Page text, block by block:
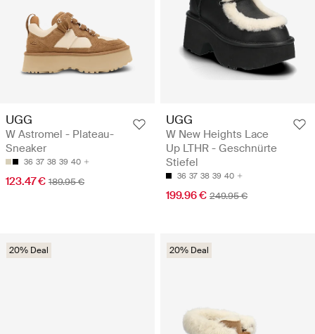
UGG
W Astromel - Plateau-
Sneaker
36 37 38 39 40
123.47 € 189.95 €
UGG
W New Heights Lace
Up LTHR - Geschnürte
Stiefel
36 37 38 39 40
199.96 € 249.95 €
20% Deal 20% Deal